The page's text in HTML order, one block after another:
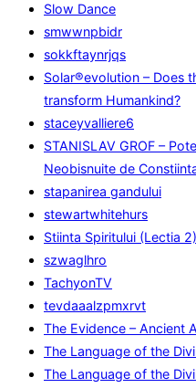
Slow Dance
smwwnpbidr
sokkftaynrjqs
Solar®evolution – Does
transform Humankind?
staceyvalliere6
STANISLAV GROF –
Neobisnuite de
stapanirea gandului
stewartwhitehurs
Stiinta Spiritului (Lectia
szwaglhro
TachyonTV
tevdaaalzpmxrvt
The Evidence – Ancient
The Language of the
The Language of the